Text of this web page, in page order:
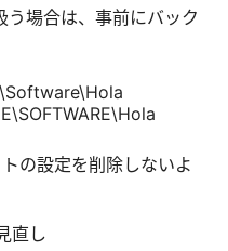
場合は、事前にバック
の設定を削除しないよ
直し